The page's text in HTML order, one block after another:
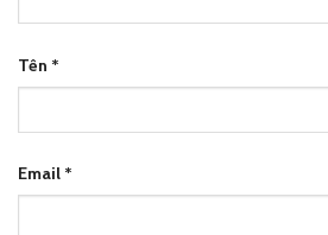
Tên *
Email *